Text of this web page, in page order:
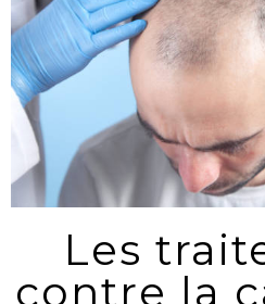
Les
contre la